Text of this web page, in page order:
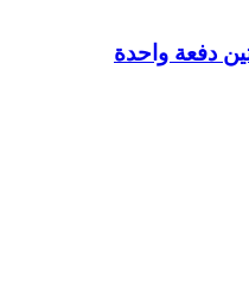
دفعة واحدة